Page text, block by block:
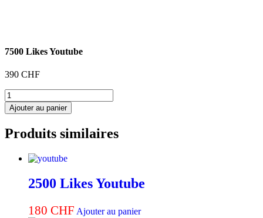
7500 Likes Youtube
390 CHF
quantité
de
7500
Youtube
Ajouter au panier
Produits similaires
2500 Likes Youtube
180 CHF Ajouter au panier